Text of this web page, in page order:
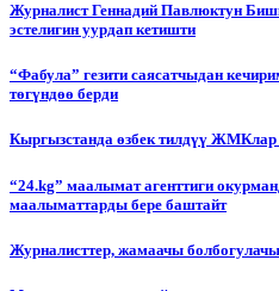
Журналист Геннадий Павлюктун
эстелигин уурдап кетишти
“Фабула” гезити саясатчыдан
төгүндөө берди
Кыргызстанда өзбек тилдүү
“24.kg” маалымат агенттиги
маалыматтарды бере баштайт
Журналисттер, жамаачы